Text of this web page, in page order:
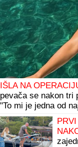
IŠLA NA
pevača se nakon tri
"To mi je jedna od